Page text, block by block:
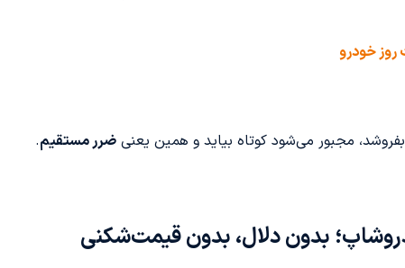
خودرو
مجبور می‌شود کوتاه بیاید و همین یعنی ضرر مستقیم.
بدون دلال، بدون قیمت‌شکنی